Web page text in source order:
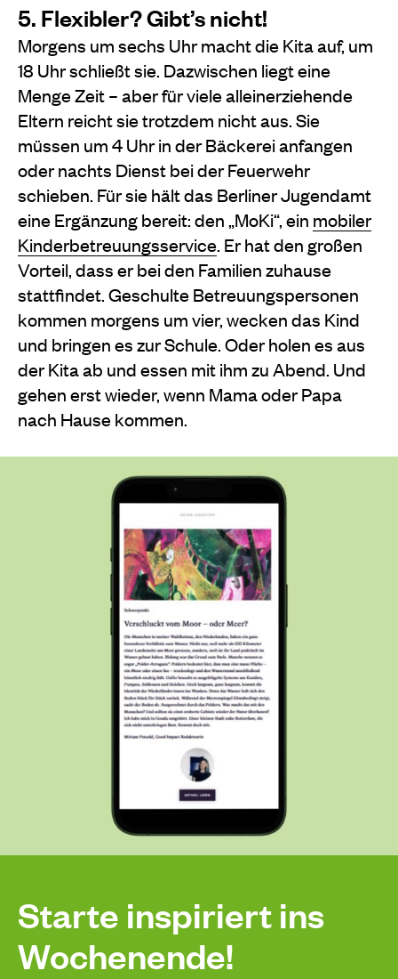
5. Flexibler? Gibt’s nicht!
Morgens um sechs Uhr macht die Kita auf, um
18 Uhr schließt sie. Dazwischen liegt eine
Menge Zeit – aber für viele alleinerziehende
Eltern reicht sie trotzdem nicht aus. Sie
müssen um 4 Uhr in der Bäckerei anfangen
oder nachts Dienst bei der Feuerwehr
schieben. Für sie hält das Berliner Jugendamt
eine Ergänzung bereit: den „MoKi“, ein mobiler
Kinderbetreuungsservice. Er hat den großen
Vorteil, dass er bei den Familien zuhause
stattfindet. Geschulte Betreuungspersonen
kommen morgens um vier, wecken das Kind
und bringen es zur Schule. Oder holen es aus
der Kita ab und essen mit ihm zu Abend. Und
gehen erst wieder, wenn Mama oder Papa
nach Hause kommen.
Starte inspiriert ins
Wochenende!